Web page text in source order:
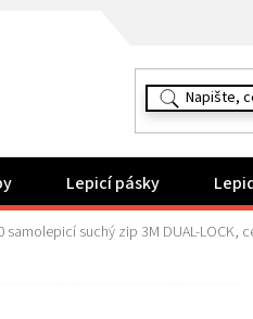
Lepicí pásky
samolepicí suchý zip 3M DUAL-LOCK,